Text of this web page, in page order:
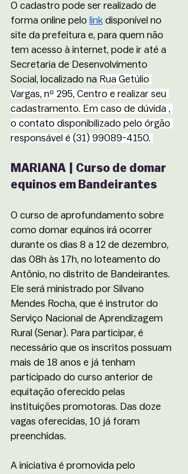
O cadastro pode ser realizado de
forma online pelo link disponível no
site da prefeitura e, para quem não
tem acesso à internet, pode ir até a
Secretaria de Desenvolvimento
Social, localizado na Rua Getúlio
Vargas, nº 295, Centro e realizar seu
cadastramento. Em caso de dúvida ,
o contato disponibilizado pelo órgão
responsável é (31) 99089-4150.
MARIANA | Curso de domar
equinos em Bandeirantes
O curso de aprofundamento sobre
como domar equinos irá ocorrer
durante os dias 8 a 12 de dezembro,
das 08h às 17h, no loteamento do
Antônio, no distrito de Bandeirantes.
Ele será ministrado por Silvano
Mendes Rocha, que é instrutor do
Serviço Nacional de Aprendizagem
Rural (Senar). Para participar, é
necessário que os inscritos possuam
mais de 18 anos e já tenham
participado do curso anterior de
equitação oferecido pelas
instituições promotoras. Das doze
vagas oferecidas, 10 já foram
preenchidas.
A iniciativa é promovida pelo